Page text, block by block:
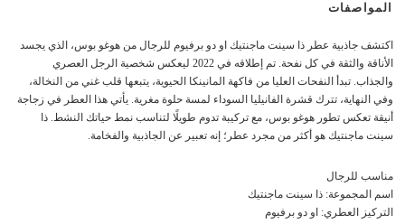
المواصفات
اكتشف جاذبية عطر ذا سينت ماجنتيك او دو برفيوم للرجال من هوغو بوس، الذي يجسد
الأناقة والثقة في كل نفحة. تم إطلاقه في 2022 ليعكس شخصية الرجل العصري
والجذاب. تبدأ النفحات العليا من فاكهة المانينكا الحيوية، يتبعها قلب غني من النخالة،
وفي النهاية، تترك قشرة الفانيليا السوداء لمسة حلوة مغرية. يأتي هذا العطر في زجاجة
أنيقة تعكس تطور هوغو بوس، مع تركيبة تدوم طويلًا لتناسب نمط حياتك النشط. ذا
سينت ماجنتيك هو أكثر من مجرد عطر؛ إنه تعبير عن الجاذبية والفخامة.
مناسب للرجال
اسم المجموعة: ذا سينت ماجنتيك
التركيز العطري: او دو برفيوم